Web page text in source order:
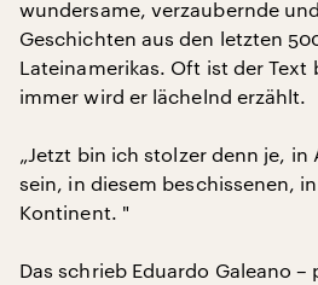
wundersame, verzaubernde
Geschichten aus den letzten
Lateinamerikas. Oft ist der
immer wird er lächelnd erzählt.
„Jetzt bin ich stolzer denn je, in
sein, in diesem beschissenen,
Kontinent. "
Das schrieb Eduardo Galeano